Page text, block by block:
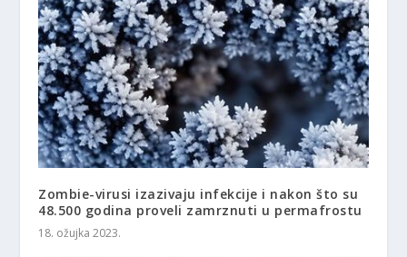
Zombie-virusi izazivaju infekcije i nakon što su
48.500 godina proveli zamrznuti u permafrostu
18. ožujka 2023.